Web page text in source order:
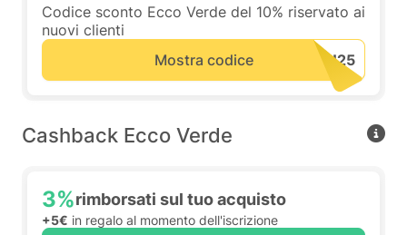
Codice sconto Ecco Verde del 10% riservato ai
nuovi clienti
Mostra codice
Cashback Ecco Verde
3%rimborsati sul tuo acquisto
+5€ in regalo al momento dell'iscrizione